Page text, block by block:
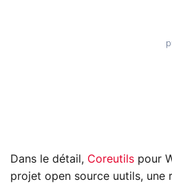
Dans le détail, Coreutils pour
projet open source uutils, une